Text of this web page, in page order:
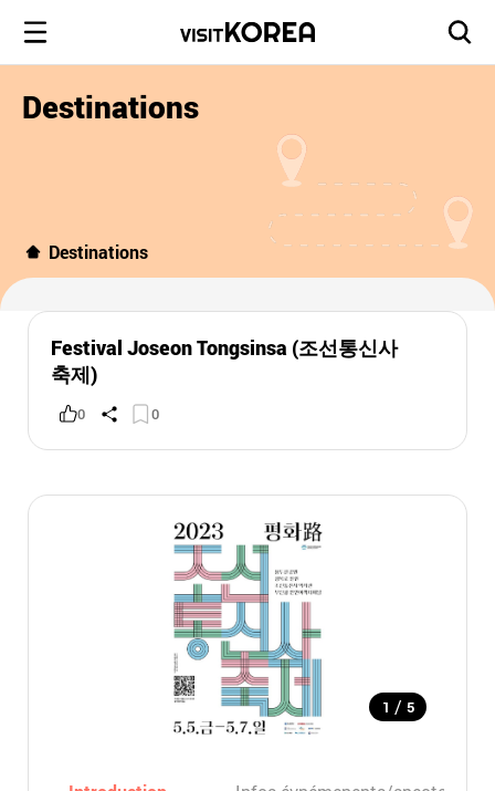
Destinations
Destinations
Festival Joseon Tongsinsa (조선통신사
축제)
0 0
1 / 5